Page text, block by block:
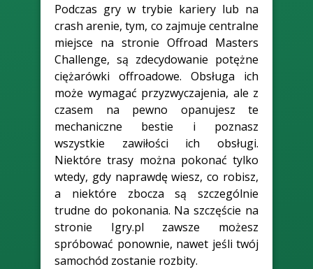
Podczas gry w trybie kariery lub na
crash arenie, tym, co zajmuje centralne
miejsce na stronie Offroad Masters
Challenge, są zdecydowanie potężne
ciężarówki offroadowe. Obsługa ich
może wymagać przyzwyczajenia, ale z
czasem na pewno opanujesz te
mechaniczne bestie i poznasz
wszystkie zawiłości ich obsługi.
Niektóre trasy można pokonać tylko
wtedy, gdy naprawdę wiesz, co robisz,
a niektóre zbocza są szczególnie
trudne do pokonania. Na szczęście na
stronie Igry.pl zawsze możesz
spróbować ponownie, nawet jeśli twój
samochód zostanie rozbity.